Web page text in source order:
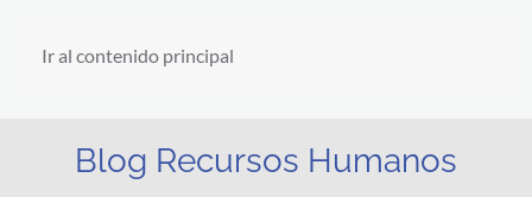
Ir al contenido principal
Blog Recursos Humanos